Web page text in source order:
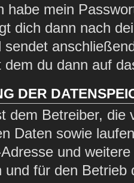
habe mein
dich dann nach
sendet
dem du dann auf
DER
dem Betreiber, die
Daten sowie
und
und für den Betrieb